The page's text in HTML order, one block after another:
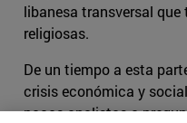
libanesa transversal
religiosas.
De un tiempo a esta
crisis económica y
pocos analistas a